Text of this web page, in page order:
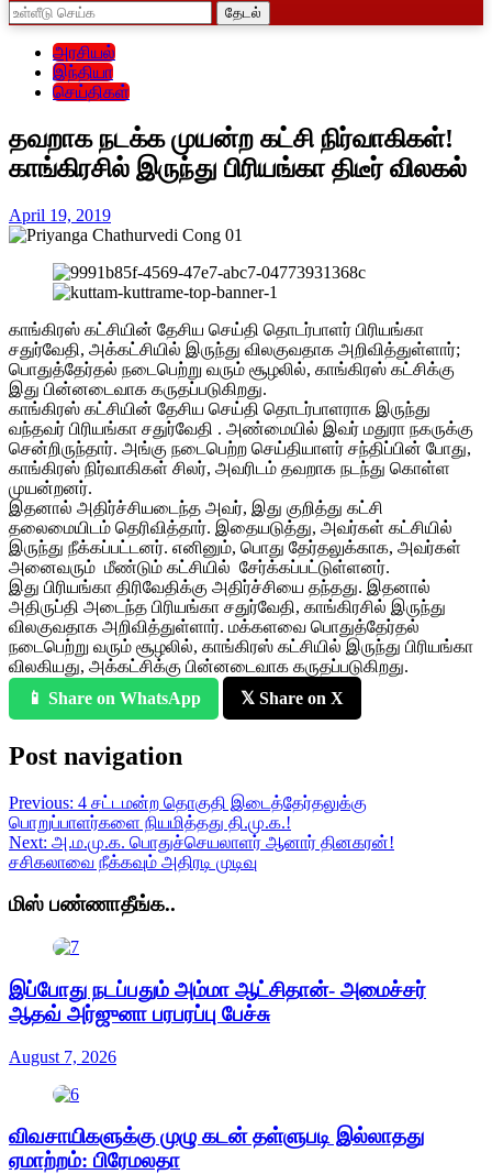
தேடல்
அரசியல்
இந்தியா
செய்திகள்
தவறாக நடக்க முயன்ற கட்சி நிர்வாகிகள்!
காங்கிரசில் இருந்து பிரியங்கா திடீர் விலகல்
April 19, 2019
காங்கிரஸ் கட்சியின் தேசிய செய்தி தொடர்பாளர் பிரியங்கா
சதுர்வேதி, அக்கட்சியில் இருந்து விலகுவதாக அறிவித்துள்ளார்;
பொதுத்தேர்தல் நடைபெற்று வரும் சூழலில், காங்கிரஸ் கட்சிக்கு
இது பின்னடைவாக கருதப்படுகிறது.
காங்கிரஸ் கட்சியின் தேசிய செய்தி தொடர்பாளராக இருந்து
வந்தவர் பிரியங்கா சதுர்வேதி . அண்மையில் இவர் மதுரா நகருக்கு
சென்றிருந்தார். அங்கு நடைபெற்ற செய்தியாளர் சந்திப்பின் போது,
காங்கிரஸ் நிர்வாகிகள் சிலர், அவரிடம் தவறாக நடந்து கொள்ள
முயன்றனர்.
இதனால் அதிர்ச்சியடைந்த அவர், இது குறித்து கட்சி
தலைமையிடம் தெரிவித்தார். இதையடுத்து, அவர்கள் கட்சியில்
இருந்து நீக்கப்பட்டனர். எனினும், பொது தேர்தலுக்காக, அவர்கள்
அனைவரும் மீண்டும் கட்சியில் சேர்க்கப்பட்டுள்ளனர்.
இது பிரியங்கா திரிவேதிக்கு அதிர்ச்சியை தந்தது. இதனால்
அதிருப்தி அடைந்த பிரியங்கா சதுர்வேதி, காங்கிரசில் இருந்து
விலகுவதாக அறிவித்துள்ளார். மக்களவை பொதுத்தேர்தல்
நடைபெற்று வரும் சூழலில், காங்கிரஸ் கட்சியில் இருந்து பிரியங்கா
விலகியது, அக்கட்சிக்கு பின்னடைவாக கருதப்படுகிறது.
📱 Share on WhatsApp
𝕏 Share on X
Post navigation
Previous: 4 சட்டமன்ற தொகுதி இடைத்தேர்தலுக்கு
பொறுப்பாளர்களை நியமித்தது தி.மு.க.!
Next: அ.ம.மு.க. பொதுச்செயலாளர் ஆனார் தினகரன்!
சசிகலாவை நீக்கவும் அதிரடி முடிவு
மிஸ் பண்ணாதீங்க..
இப்போது நடப்பதும் அம்மா ஆட்சிதான்- அமைச்சர்
ஆதவ் அர்ஜுனா பரபரப்பு பேச்சு
August 7, 2026
விவசாயிகளுக்கு முழு கடன் தள்ளுபடி இல்லாதது
ஏமாற்றம்: பிரேமலதா